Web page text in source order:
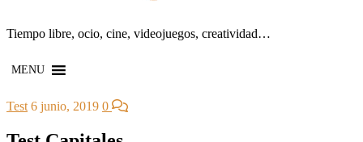
Tiempo libre, ocio, cine, videojuegos, creatividad…
MENU
Test 6 junio, 2019 0